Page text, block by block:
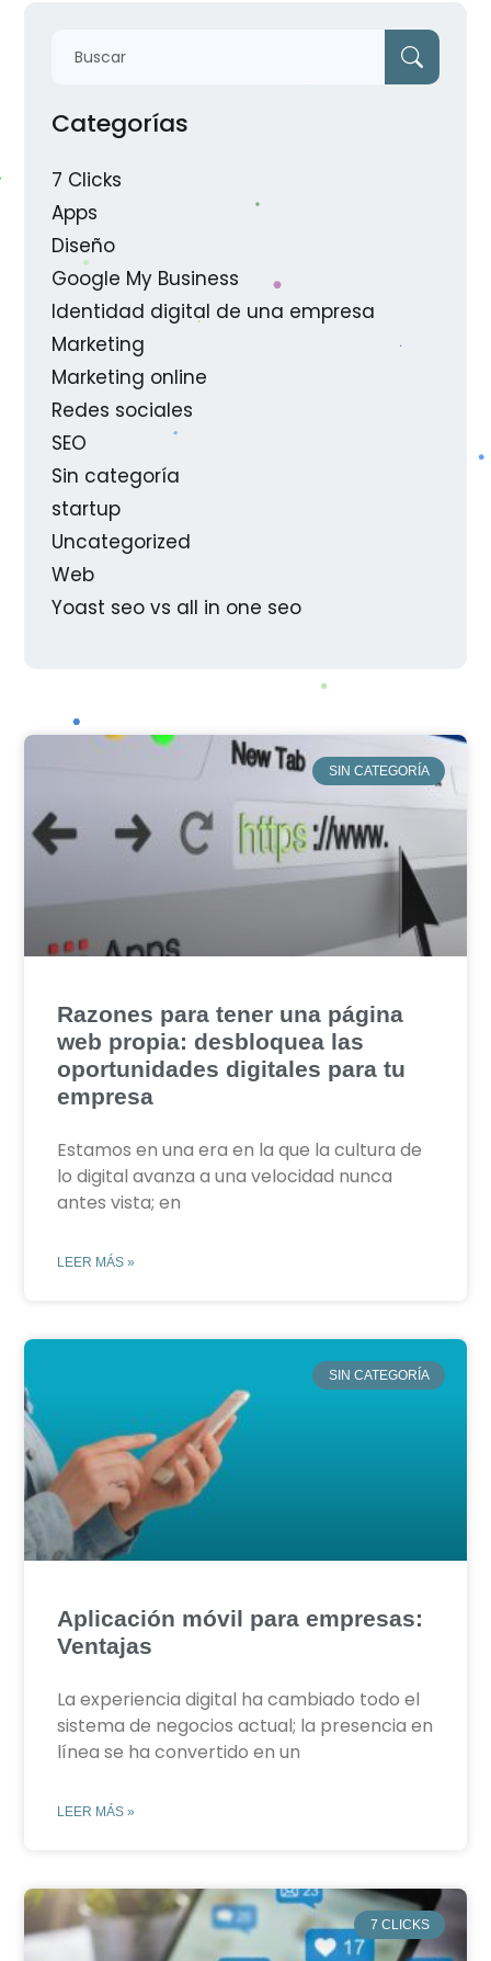
SIN CATEGORÍA
Razones para tener una página
web propia: desbloquea las
oportunidades digitales para tu
empresa
Estamos en una era en la que la cultura de
lo digital avanza a una velocidad nunca
antes vista; en
LEER MÁS »
SIN CATEGORÍA
Aplicación móvil para empresas:
Ventajas
La experiencia digital ha cambiado todo el
sistema de negocios actual; la presencia en
línea se ha convertido en un
LEER MÁS »
7 CLICKS
Categorías
7 Clicks
Apps
Diseño
Google My Business
Identidad digital de una empresa
Marketing
Marketing online
Redes sociales
SEO
Sin categoría
startup
Uncategorized
Web
Yoast seo vs all in one seo